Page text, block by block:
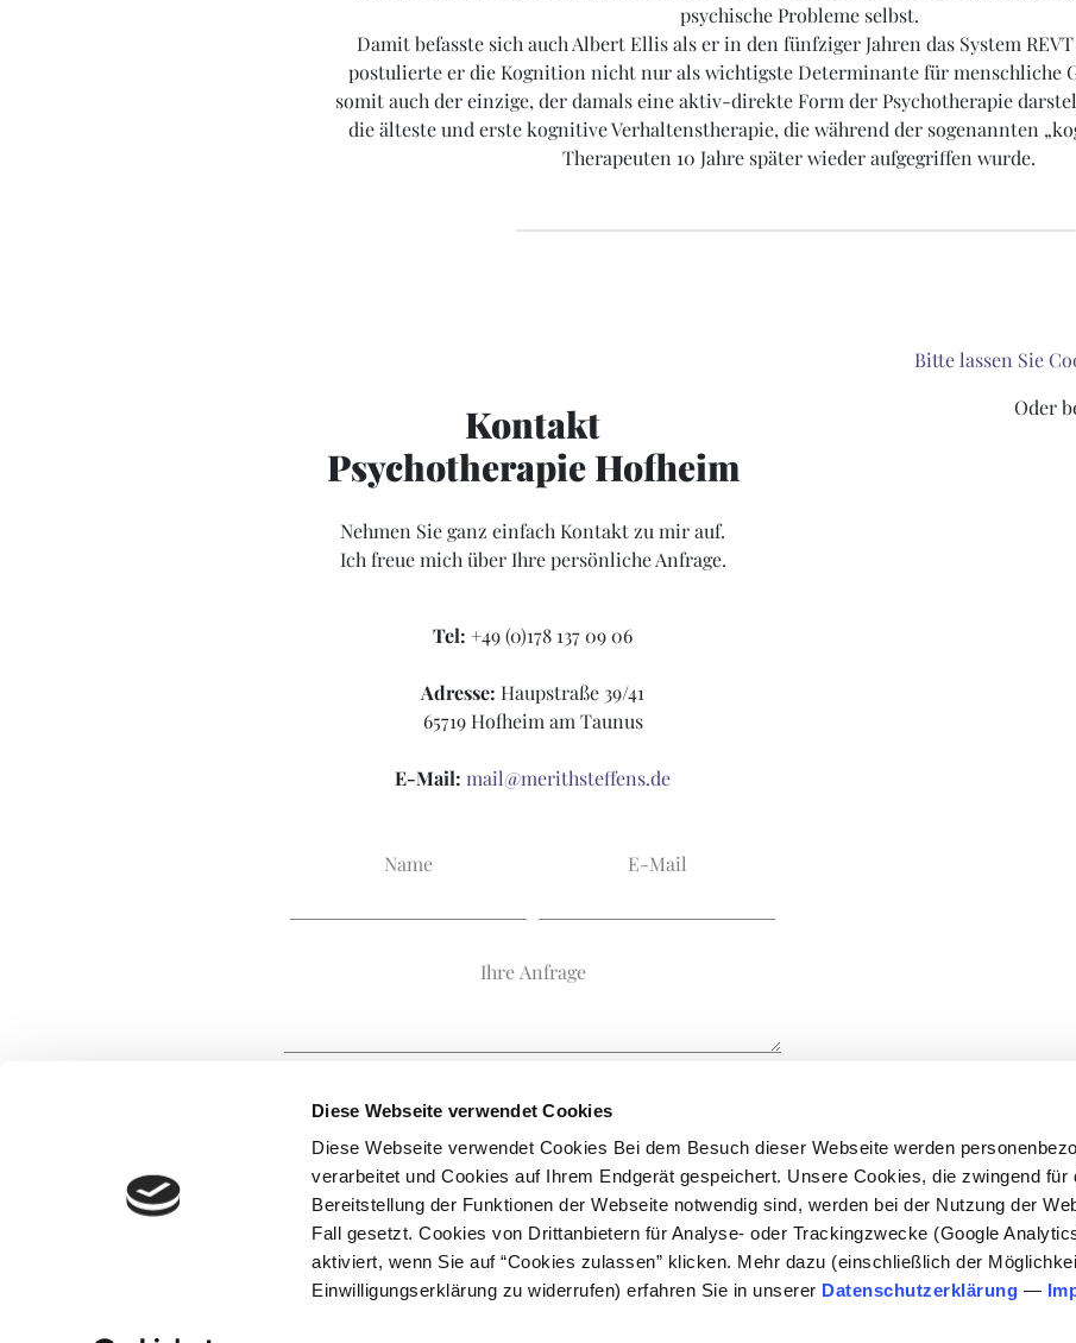
Diese Webseite verwendet Cookies
Diese Webseite verwendet Cookies Bei dem Besuch dieser Webseite werden
verarbeitet und Cookies auf Ihrem Endgerät gespeichert. Unsere Cookies, die zwingend für
Bereitstellung der Funktionen der Webseite notwendig sind, werden bei der Nutzung der
Fall gesetzt. Cookies von Drittanbietern für Analyse- oder Trackingzwecke (Google
aktiviert, wenn Sie auf “Cookies zulassen” klicken. Mehr dazu (einschließlich der
Einwilligungserklärung zu widerrufen) erfahren Sie in unserer Datenschutzerklärung —
psychische Probleme selbst.
Damit befasste sich auch Albert Ellis als er in den fünfziger Jahren das System
postulierte er die Kognition nicht nur als wichtigste Determinante für menschliche
somit auch der einzige, der damals eine aktiv-direkte Form der Psychotherapie
die älteste und erste kognitive Verhaltenstherapie, die während der sogenannten
Therapeuten 10 Jahre später wieder aufgegriffen wurde.
Kontakt
Psychotherapie Hofheim
Nehmen Sie ganz einfach Kontakt zu mir auf.
Ich freue mich über Ihre persönliche Anfrage.
Tel: +49 (0)178 137 09 06
Adresse: Haupstraße 39/41
65719 Hofheim am Taunus
E-Mail: mail@merithsteffens.de
Name E-Mail
Ihre Anfrage
Bitte lassen Sie
Oder
Psychotherapie Hattersheim | Psychotherapie Liederbach | Psychotherapie Bad Soden | Psychotherapie
Psychotherapie Kriftel |Psychotherapie Diedenbergen